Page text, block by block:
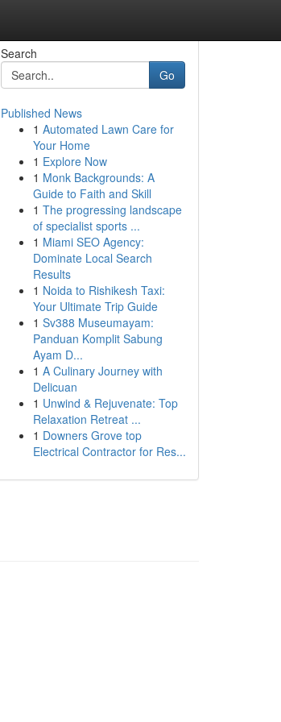
Search
Go
Published News
1 Automated Lawn Care for
Your Home
1 Explore Now
1 Monk Backgrounds: A
Guide to Faith and Skill
1 The progressing landscape
of specialist sports ...
1 Miami SEO Agency:
Dominate Local Search
Results
1 Noida to Rishikesh Taxi:
Your Ultimate Trip Guide
1 Sv388 Museumayam:
Panduan Komplit Sabung
Ayam D...
1 A Culinary Journey with
Delicuan
1 Unwind & Rejuvenate: Top
Relaxation Retreat ...
1 Downers Grove top
Electrical Contractor for Res...